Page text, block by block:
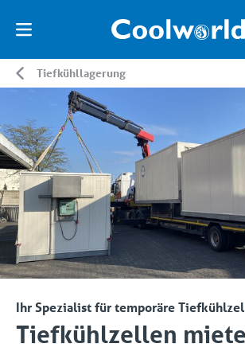
Tiefkühllagerung
Ihr Spezialist für temporäre
Tiefkühlzellen